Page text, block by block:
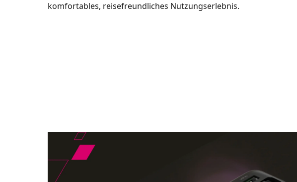
komfortables, reisefreundliches Nutzungserlebnis.